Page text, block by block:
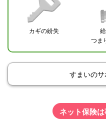
カギの紛失
つま
すまいの
ネット保険